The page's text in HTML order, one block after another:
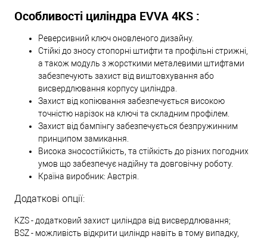
Особливості циліндра EVVA 4KS :
Реверсивний ключ оновленого дизайну.
Стійкі до зносу стопорні штифти та профільні стрижні,
а також модуль з жорсткими металевими штифтами
забезпечують захист від виштовхування або
висвердлювання корпусу циліндра.
Захист від копіювання забезпечується високою
точністю нарізок на ключі та складним профілем.
Захист від бампінгу забезпечується безпружинним
принципом замикання.
Висока зносостійкість, та стійкість до різних погодних
умов що забезпечує надійну та довговічну роботу.
Країна виробник: Австрія.
Додаткові опції:
KZS - додатковий захист циліндра від висвердлювання;
BSZ - можливість відкрити циліндр навіть в тому випадку,